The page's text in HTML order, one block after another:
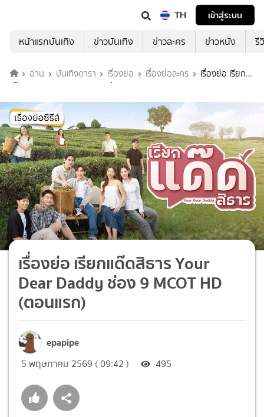
TH
เข้าสู่ระบบ
หน้าแรกบันเทิง
ข่าวบันเทิง ข่าวละคร ข่าวหนัง รี
อ่าน บันเทิงดารา เรื่องย่อ เรื่องย่อละคร
เรื่องย่อ เรียก
แด๊ดสิธาร Your Dear Daddy ช่อง 9 MCOT HD (ตอนแรก)
เรื่องย่อ เรียกแด๊ดสิธาร Your
Dear Daddy ช่อง 9 MCOT HD
(ตอนแรก)
epapipe
5 พฤษภาคม 2569 ( 09:42 ) 495